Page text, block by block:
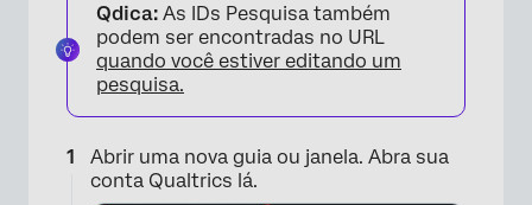
Qdica: As IDs Pesquisa também
podem ser encontradas no URL
quando você estiver editando um
pesquisa.
Abrir uma nova guia ou janela. Abra sua
conta Qualtrics lá.